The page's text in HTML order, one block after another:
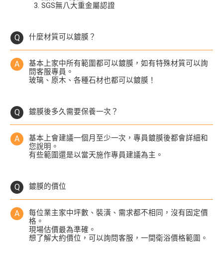
SGS無八大重金屬認證
什麼材質可以鍍膜？
基本上家中所有範圍都可以鍍膜，如有特殊材質可以詢
問客服專員。
玻璃、原木、各種石材也都可以鍍膜！
鍍膜後多久需要保養一次？
基本上會建議一個月至少一次，專員鍍膜後都會詳細和
您說明。
有些範圍還是以當天施作專員建議為主。
鍍膜的價位
每位業主家中坪數、裝潢、需求都不相同，沒有固定價
格。
現場估價最為準確。
想了解大約價位，可以詢問客服，一間衛浴價格範圍。